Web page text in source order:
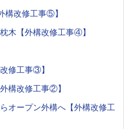
構改修工事⑤】
木【外構改修工事④】
修工事③】
構改修工事②】
オープン外構へ【外構改修工